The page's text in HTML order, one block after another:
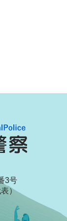
3号
）